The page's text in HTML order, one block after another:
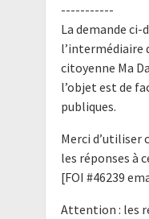
-----------
La demande ci-
l’intermédiaire
citoyenne Ma
l’objet est de
publiques.
Merci d’utiliser
les réponses à
[FOI #46239
Attention : les